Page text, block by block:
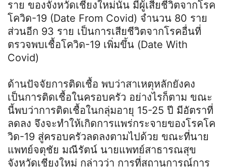
ราย ของจังหวัดเชียงใหม่นั้น มีผู้เสียชีวิตจากโรค
โควิด-19 (Date From Covid) จำนวน 80 ราย
ส่วนอีก 93 ราย เป็นการเสียชีวิตจากโรคอื่นที่
ตรวจพบเชื้อโควิด-19 เพิ่มขึ้น (Date With
Covid)
ด้านปัจจัยการติดเชื้อ พบว่าสาเหตุหลักยังคง
เป็นการติดเชื้อในครอบครัว อย่างไรก็ตาม ขณะ
นี้พบว่าการติดเชื้อในกลุ่มอายุ 15-25 ปี มีอัตราที่
ลดลง จึงจะทำให้เกิดการแพร่กระจายของโรคโค
วิด-19 สู่ครอบครัวลดลงตามไปด้วย ขณะที่นาย
แพทย์จตุชัย มณีรัตน์ นายแพทย์สาธารณสุข
จังหวัดเชียงใหม่ กล่าวว่า การที่สถานการณ์การ